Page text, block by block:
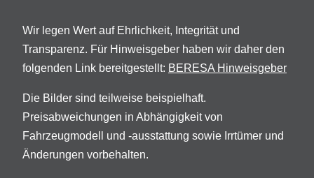
Wir legen Wert auf Ehrlichkeit, Integrität und
Transparenz. Für Hinweisgeber haben wir daher den
folgenden Link bereitgestellt: BERESA Hinweisgeber
Die Bilder sind teilweise beispielhaft.
Preisabweichungen in Abhängigkeit von
Fahrzeugmodell und -ausstattung sowie Irrtümer und
Änderungen vorbehalten.